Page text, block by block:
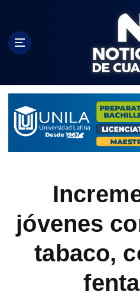
c
jóvenes
tabaco,